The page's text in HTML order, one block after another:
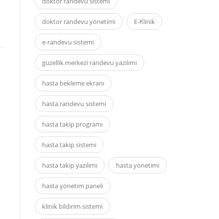
doktor randevu yönetimi E-Klinik
e-randevu sistemi
güzellik merkezi randevu yazılımı
hasta bekleme ekranı
hasta randevu sistemi
hasta takip programı
hasta takip sistemi
hasta takip yazılımı hasta yönetimi
hasta yönetim paneli
klinik bildirim sistemi